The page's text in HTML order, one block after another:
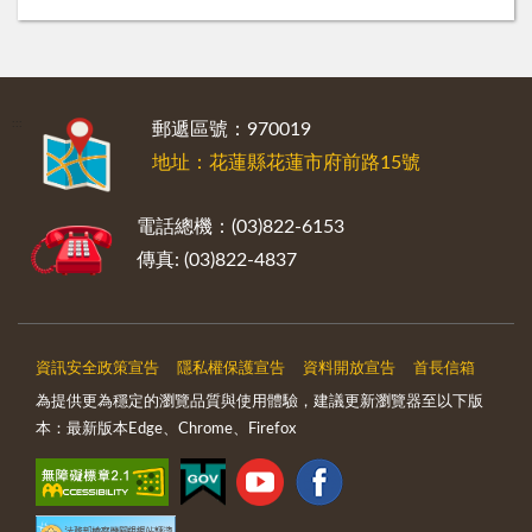
郵遞區號：970019
地址：花蓮縣花蓮市府前路15號
電話總機：(03)822-6153
傳真: (03)822-4837
資訊安全政策宣告 隱私權保護宣告 資料開放宣告 首長信箱
為提供更為穩定的瀏覽品質與使用體驗，建議更新瀏覽器至以下版
本：最新版本Edge、Chrome、Firefox